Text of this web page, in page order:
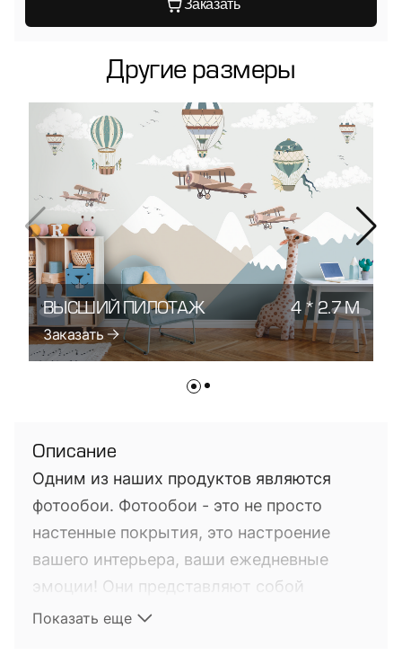
Заказать
Другие размеры
ВЫСШИЙ ПИЛОТАЖ 4 * 2.7 М
Заказать
Описание
Одним из наших продуктов являются
фотообои. Фотообои - это не просто
настенные покрытия, это настроение
вашего интерьера, ваши ежедневные
эмоции! Они представляют собой
фотопечать на настенных покрытиях. Это
Показать еще